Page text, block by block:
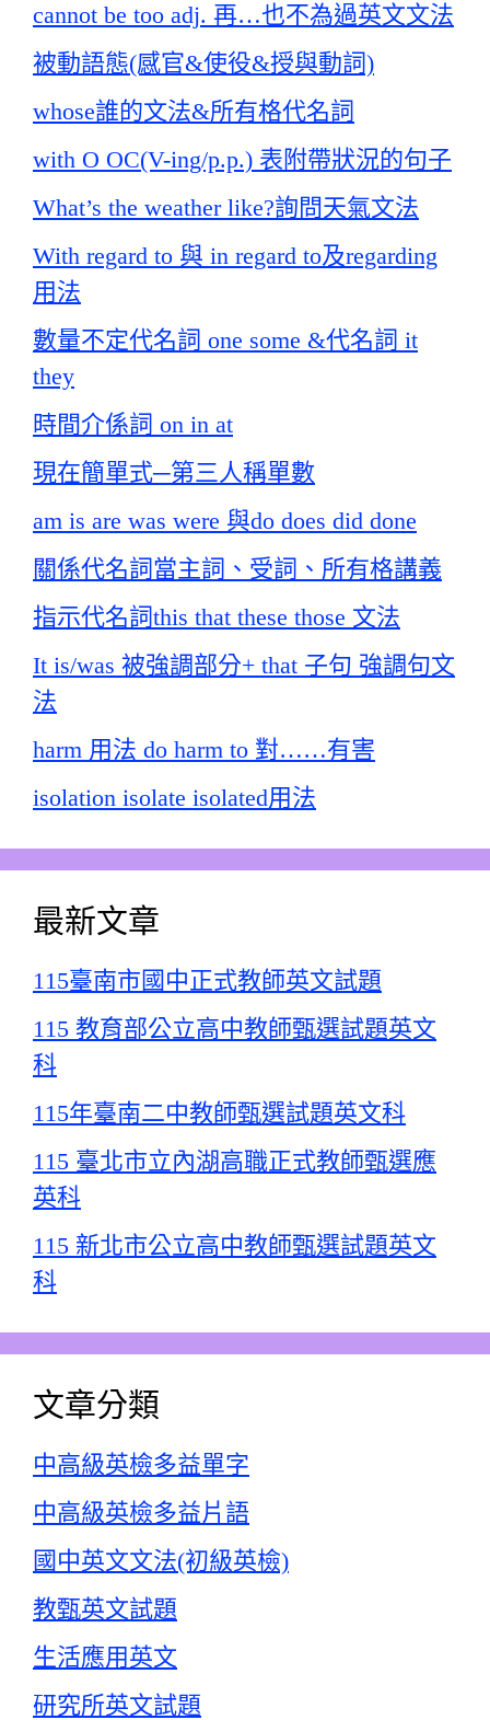
cannot be too adj. 再…也不為過英文文法
被動語態(感官&使役&授與動詞)
whose誰的文法&所有格代名詞
with O OC(V-ing/p.p.) 表附帶狀況的句子
What’s the weather like?詢問天氣文法
With regard to 與 in regard to及regarding
用法
數量不定代名詞 one some &代名詞 it
they
時間介係詞 on in at
現在簡單式─第三人稱單數
am is are was were 與do does did done
關係代名詞當主詞、受詞、所有格講義
指示代名詞this that these those 文法
It is/was 被強調部分+ that 子句 強調句文
法
harm 用法 do harm to 對……有害
isolation isolate isolated用法
最新文章
115臺南市國中正式教師英文試題
115 教育部公立高中教師甄選試題英文
科
115年臺南二中教師甄選試題英文科
115 臺北市立內湖高職正式教師甄選應
英科
115 新北市公立高中教師甄選試題英文
科
文章分類
中高級英檢多益單字
中高級英檢多益片語
國中英文文法(初級英檢)
教甄英文試題
生活應用英文
研究所英文試題